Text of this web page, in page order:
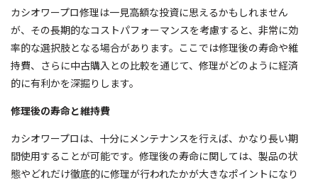
カシオワープロ修理は一見高額な投資に思えるかもしれません
が、その長期的なコストパフォーマンスを考慮すると、非常に効
率的な選択肢となる場合があります。ここでは修理後の寿命や維
持費、さらに中古購入との比較を通じて、修理がどのように経済
的に有利かを深掘りします。
修理後の寿命と維持費
カシオワープロは、十分にメンテナンスを行えば、かなり長い期
間使用することが可能です。修理後の寿命に関しては、製品の状
態やどれだけ徹底的に修理が行われたかが大きなポイントになり